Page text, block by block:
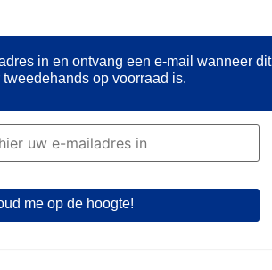
in en ontvang een e-mail wanneer dit
tweedehands op voorraad is.
me op de hoogte!